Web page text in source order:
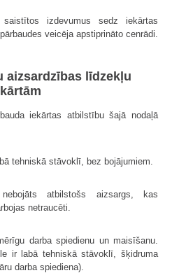
izdevumus sedz iekārtas
veicēja apstiprināto cenrādi.
aizsardzības līdzekļu
iekārtas atbilstību šajā nodaļā
tehniskā stāvoklī, bez bojājumiem.
atbilstošs aizsargs, kas
netraucēti.
darba spiedienu un maisīšanu.
ir labā tehniskā stāvoklī, šķidruma
darba spiediena).